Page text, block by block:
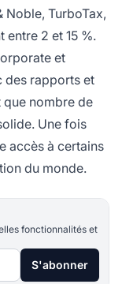
Noble, TurboTax,
entre 2 et 15 %.
et
des rapports et
que nombre de
Une fois
accès à certains
du monde.
fonctionnalités et
S'abonner